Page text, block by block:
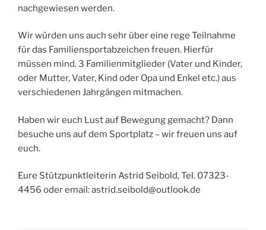
nachgewiesen werden.
Wir würden uns auch sehr über eine rege Teilnahme
für das Familiensportabzeichen freuen. Hierfür
müssen mind. 3 Familienmitglieder (Vater und Kinder,
oder Mutter, Vater, Kind oder Opa und Enkel etc.) aus
verschiedenen Jahrgängen mitmachen.
Haben wir euch Lust auf Bewegung gemacht? Dann
besuche uns auf dem Sportplatz – wir freuen uns auf
euch.
Eure Stützpunktleiterin Astrid Seibold, Tel. 07323-
4456 oder email: astrid.seibold@outlook.de